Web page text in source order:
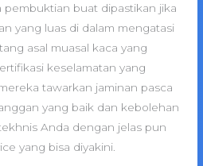
pembuktian buat dipastikan jika
yang luas di dalam mengatasi
asal muasal kaca yang
keselamatan yang
tawarkan jaminan pasca
yang baik dan kebolehan
Anda dengan jelas pun
yang bisa diyakini.